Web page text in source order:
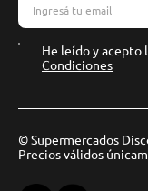
He leído y acepto
Condiciones
© Supermercados
Precios válidos